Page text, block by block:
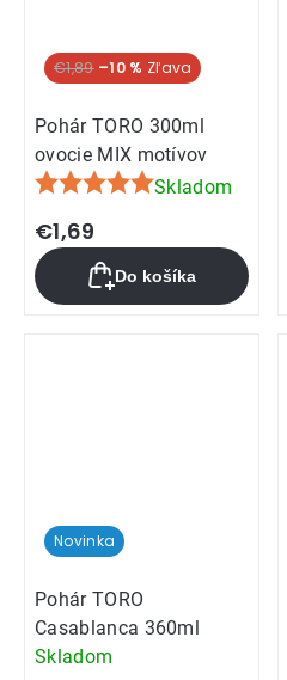
€1,89 –10 %
Pohár TORO 300ml
ovocie MIX motívov
Priemerné
hodnotenie
produktu
je
5,0
Skladom
€1,69
Do košíka
Novinka
Pohár TORO
Casablanca 360ml
Skladom